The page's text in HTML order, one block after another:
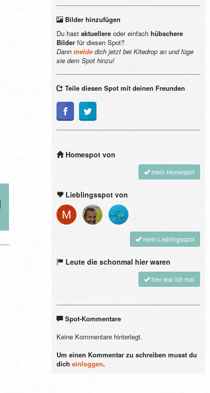
Bilder hinzufügen
Du hastaktuellere oder einfachhübschere
Bilder für diesen Spot?
Dannmeldedich jetzt bei Kitedrop an und füge
sie dem Spot hinzu!
Teile diesen Spot mit deinen Freunden
Homespot von
mein Homespot
Lieblingsspot von
mein Lieblingsspot
Leute die schonmal hier waren
hier war ich mal
Spot-Kommentare
Keine Kommentare hinterlegt.
Um einen Kommentar zu schreiben musst du
dicheinloggen.